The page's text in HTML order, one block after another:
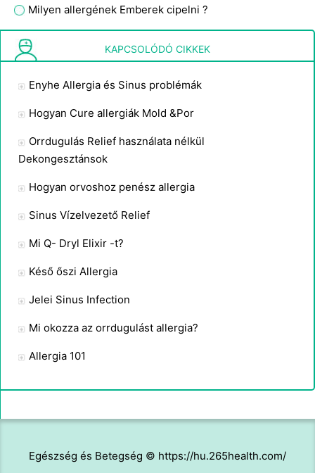
Milyen allergének Emberek cipelni ?
Tünetei Fokhagyma Allergia
KAPCSOLÓDÓ CIKKEK
Enyhe Allergia és Sinus problémák
Hogyan Cure allergiák Mold &Por
Orrdugulás Relief használata nélkül
Dekongesztánsok
Hogyan orvoshoz penész allergia
Sinus Vízelvezető Relief
Mi Q- Dryl Elixir -t?
Késő őszi Allergia
Jelei Sinus Infection
Mi okozza az orrdugulást allergia?
Allergia 101
Egészség és Betegség © https://hu.265health.com/